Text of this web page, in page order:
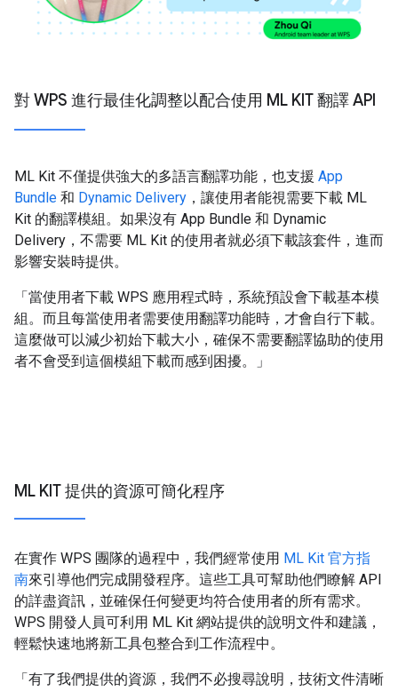
對 WPS 進行最佳化調整以配合使用 ML KIT 翻譯 API
ML Kit 不僅提供強大的多語言翻譯功能，也支援 App
Bundle 和 Dynamic Delivery ，讓使用者能視需要下載 ML
Kit 的翻譯模組。如果沒有 App Bundle 和 Dynamic
Delivery，不需要 ML Kit 的使用者就必須下載該套件，進而
影響安裝時提供。
「當使用者下載 WPS 應用程式時，系統預設會下載基本模
組。而且每當使用者需要使用翻譯功能時，才會自行下載。
這麼做可以減少初始下載大小，確保不需要翻譯協助的使用
者不會受到這個模組下載而感到困擾。」
ML KIT 提供的資源可簡化程序
在實作 WPS 團隊的過程中，我們經常使用 ML Kit 官方指
南來引導他們完成開發程序。這些工具可幫助他們瞭解 API
的詳盡資訊，並確保任何變更均符合使用者的所有需求。
WPS 開發人員可利用 ML Kit 網站提供的說明文件和建議，
輕鬆快速地將新工具包整合到工作流程中。
「有了我們提供的資源，我們不必搜尋說明，技術文件清晰